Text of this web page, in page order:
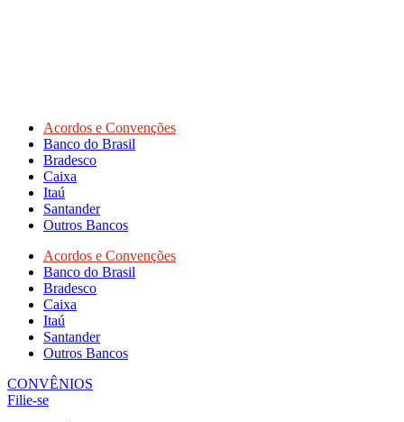
Acordos e Convenções
Banco do Brasil
Bradesco
Caixa
Itaú
Santander
Outros Bancos
Acordos e Convenções
Banco do Brasil
Bradesco
Caixa
Itaú
Santander
Outros Bancos
CONVÊNIOS
Filie-se